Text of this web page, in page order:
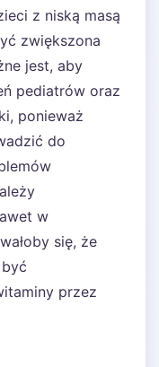
z niską masą
zwiększona
jest, aby
pediatrów oraz
ponieważ
do
w
się, że
przez